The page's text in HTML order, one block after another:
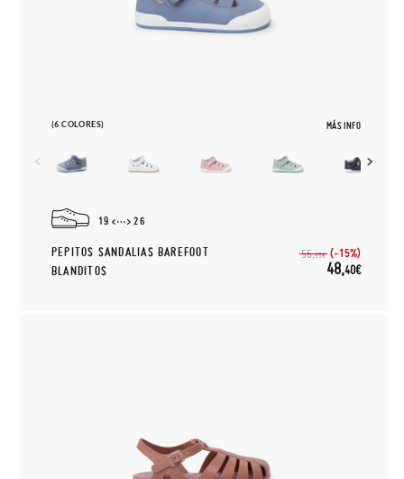
(6 COLORES) MÁS INFO
19 26
PEPITOS SANDALIAS BAREFOOT
BLANDITOS
56,95€ (-15%)
48,40€